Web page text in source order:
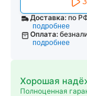
Доставка: по
подробнее
Оплата:
подробнее
Хорошая
Полноценная